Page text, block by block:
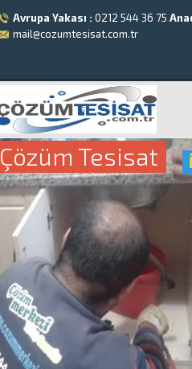
Avrupa Yakası : 0212 544 36 75
mail@cozumtesisat.com.tr
Çözüm Tesisat